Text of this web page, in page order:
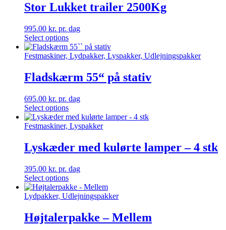
Stor Lukket trailer 2500Kg
995.00 kr. pr. dag
Select options
Festmaskiner, Lydpakker, Lyspakker, Udlejningspakker
Fladskærm 55“ på stativ
695.00 kr. pr. dag
Select options
Festmaskiner, Lyspakker
Lyskæder med kulørte lamper – 4 stk
395.00 kr. pr. dag
Select options
Lydpakker, Udlejningspakker
Højtalerpakke – Mellem